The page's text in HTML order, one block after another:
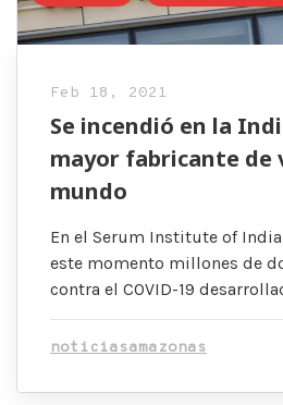
Feb 18, 2021
Se incendió en la
mayor fabricante de
mundo
En el Serum Institute of
este momento millones de
contra el COVID-19
noticiasamazonas